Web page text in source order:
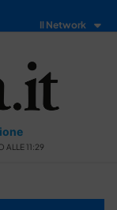
Il Network
ALLE 11:29